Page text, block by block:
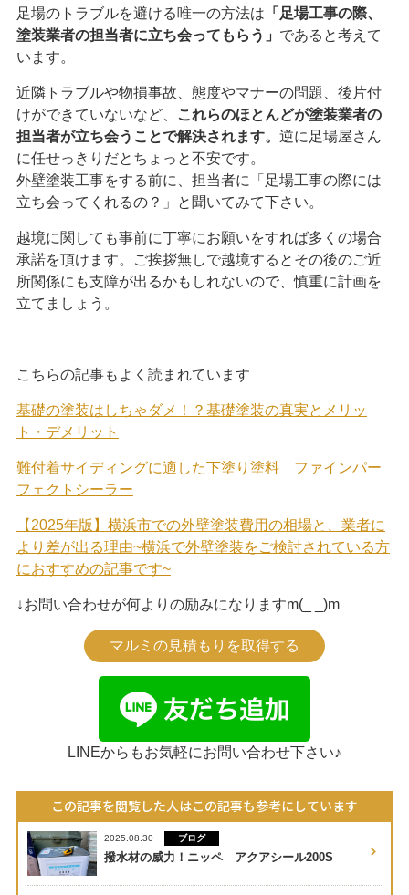
足場のトラブルを避ける唯一の方法は 「足場工事の際、
塗装業者の担当者に立ち会ってもらう」 であると考えて
います。
近隣トラブルや物損事故、態度やマナーの問題、後片付
けができていないなど、
これらのほとんどが塗装業者の
担当者が立ち会うことで解決されます。 逆に足場屋さん
に任せっきりだとちょっと不安です。
外壁塗装工事をする前に、担当者に「足場工事の際には
立ち会ってくれるの？」と聞いてみて下さい。
越境に関しても事前に丁寧にお願いをすれば多くの場合
承諾を頂けます。ご挨拶無しで越境するとその後のご近
所関係にも支障が出るかもしれないので、慎重に計画を
立てましょう。
こちらの記事もよく読まれています
基礎の塗装はしちゃダメ！？基礎塗装の真実とメリッ
ト・デメリット
難付着サイディングに適した下塗り塗料 ファインパー
フェクトシーラー
【2025年版】横浜市での外壁塗装費用の相場と、業者に
より差が出る理由~横浜で外壁塗装をご検討されている方
におすすめの記事です~
↓お問い合わせが何よりの励みになりますm(_ _)m
マルミの見積もりを取得する
LINEからもお気軽にお問い合わせ下さい♪
この記事を閲覧した人はこの記事も参考にしています
2025.08.30 ブログ
撥水材の威力！ニッペ アクアシール200S